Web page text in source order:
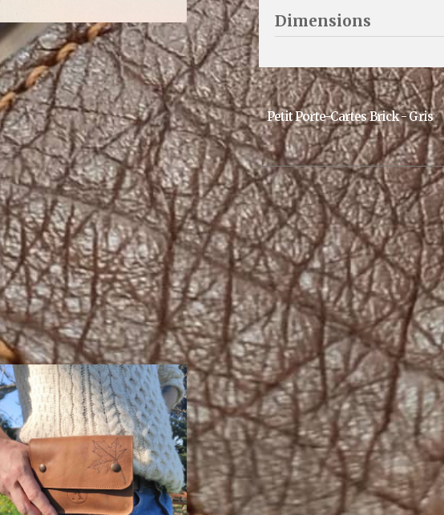
Dimensions
Petit Porte-Cartes Brick - Gris